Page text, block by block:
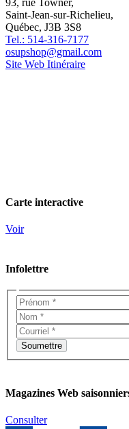
93, rue Towner,
Saint-Jean-sur-Richelieu,
Québec, J3B 3S8
Tel.: 514-316-7177
osupshop@gmail.com
Site Web Itinéraire
Carte interactive
Voir
Infolettre
Magazines Web
Consulter